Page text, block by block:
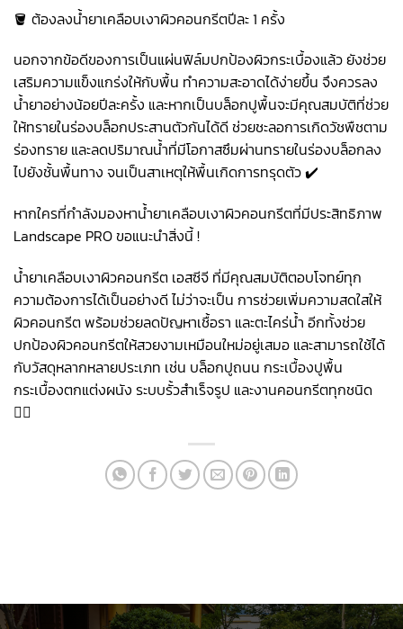
🪣 ต้องลงน้ำยาเคลือบเงาผิวคอนกรีตปีละ 1 ครั้ง
นอกจากข้อดีของการเป็นแผ่นฟิล์มปกป้องผิวกระเบื้องแล้ว ยังช่วย
เสริมความแข็งแกร่งให้กับพื้น ทำความสะอาดได้ง่ายขึ้น จึงควรลง
น้ำยาอย่างน้อยปีละครั้ง และหากเป็นบล็อกปูพื้นจะมีคุณสมบัติที่ช่วย
ให้ทรายในร่องบล็อกประสานตัวกันได้ดี ช่วยชะลอการเกิดวัชพืชตาม
ร่องทราย และลดปริมาณน้ำที่มีโอกาสซึมผ่านทรายในร่องบล็อกลง
ไปยังชั้นพื้นทาง จนเป็นสาเหตุให้พื้นเกิดการทรุดตัว ✔️
หากใครที่กำลังมองหาน้ำยาเคลือบเงาผิวคอนกรีตที่มีประสิทธิภาพ
Landscape PRO ขอแนะนำสิ่งนี้ !
น้ำยาเคลือบเงาผิวคอนกรีต เอสซีจี ที่มีคุณสมบัติตอบโจทย์ทุก
ความต้องการได้เป็นอย่างดี ไม่ว่าจะเป็น การช่วยเพิ่มความสดใสให้
ผิวคอนกรีต พร้อมช่วยลดปัญหาเชื้อรา และตะไคร่น้ำ อีกทั้งช่วย
ปกป้องผิวคอนกรีตให้สวยงามเหมือนใหม่อยู่เสมอ และสามารถใช้ได้
กับวัสดุหลากหลายประเภท เช่น บล็อกปูถนน กระเบื้องปูพื้น
กระเบื้องตกแต่งผนัง ระบบรั้วสำเร็จรูป และงานคอนกรีตทุกชนิด
👍🏻